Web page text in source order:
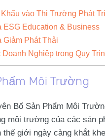
vào Thị Trường Phát
ESG Education & Business
Giảm Phát Thải
Nghiệp trong Quy
Môi Trường
Bố Sản Phẩm Môi
môi trường của các sản
giới ngày càng khắt